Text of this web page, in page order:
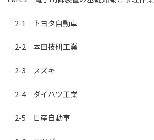
2-1 トヨタ自動車
2-2 本田技研工業
2-3 スズキ
2-4 ダイハツ工業
2-5 日産自動車